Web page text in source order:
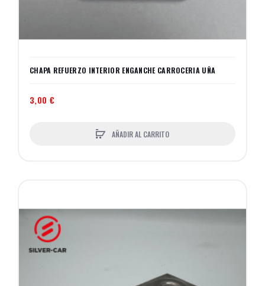
CHAPA REFUERZO INTERIOR ENGANCHE CARROCERIA UÑA
3,00 €
AÑADIR AL CARRITO